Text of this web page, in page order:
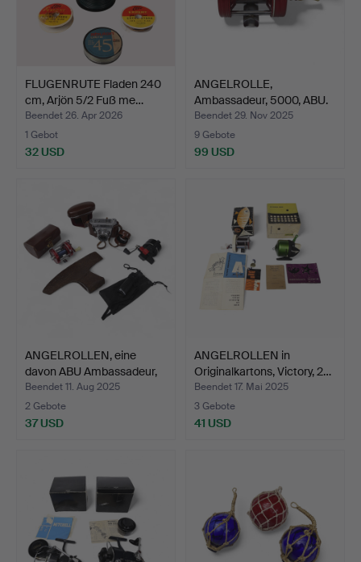
FLUGENRUTE Fladen 240
cm, Arjön 5/2 Fuß me…
Beendet 26. Apr 2026
1 Gebot
32 USD
ANGELROLLE,
Ambassadeur, 5000, ABU.
Beendet 29. Nov 2025
9 Gebote
99 USD
ANGELROLLEN, eine
davon ABU Ambassadeur,
B…
Beendet 11. Aug 2025
2 Gebote
37 USD
ANGELROLLEN in
Originalkartons, Victory, 2…
Beendet 17. Mai 2025
3 Gebote
41 USD